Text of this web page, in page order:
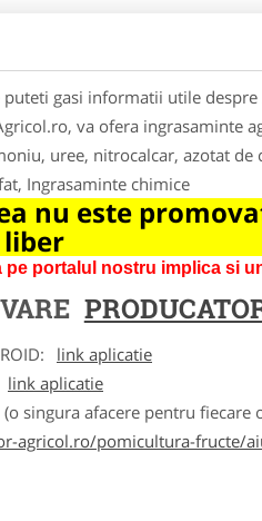
gasi informatii utile despre
va ofera ingrasaminte
uree, nitrocalcar, azotat de
Ingrasaminte chimice
nu este
liber
portalul nostru implica si
link aplicatie
link aplicatie
singura afacere pentru fiecare
agricol.ro/pomicultura-fructe/